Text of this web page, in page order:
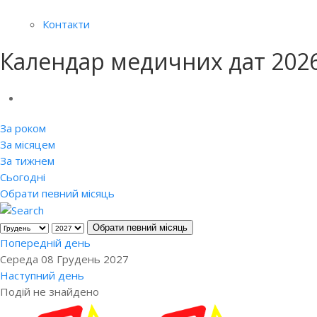
Контакти
Календар медичних дат
За роком
За місяцем
За тижнем
Сьогодні
Обрати певний місяць
Обрати певний місяць
Попередній день
Середа 08 Грудень 2027
Наступний день
Подій не знайдено